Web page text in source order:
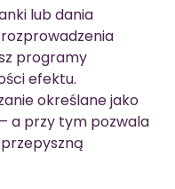
lub dania
programy
efektu.
określane jako
a przy tym pozwala